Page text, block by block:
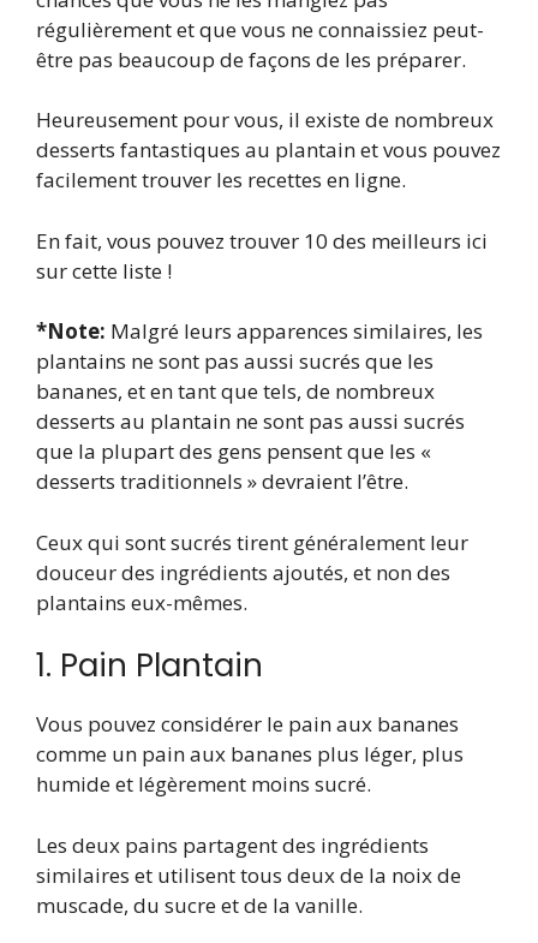
régulièrement et que vous ne connaissiez peut-
être pas beaucoup de façons de les préparer.
Heureusement pour vous, il existe de nombreux
desserts fantastiques au plantain et vous pouvez
facilement trouver les recettes en ligne.
En fait, vous pouvez trouver 10 des meilleurs ici
sur cette liste !
*Note: Malgré leurs apparences similaires, les
plantains ne sont pas aussi sucrés que les
bananes, et en tant que tels, de nombreux
desserts au plantain ne sont pas aussi sucrés
que la plupart des gens pensent que les «
desserts traditionnels » devraient l’être.
Ceux qui sont sucrés tirent généralement leur
douceur des ingrédients ajoutés, et non des
plantains eux-mêmes.
1. Pain Plantain
Vous pouvez considérer le pain aux bananes
comme un pain aux bananes plus léger, plus
humide et légèrement moins sucré.
Les deux pains partagent des ingrédients
similaires et utilisent tous deux de la noix de
muscade, du sucre et de la vanille.